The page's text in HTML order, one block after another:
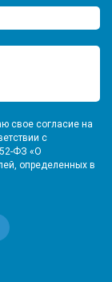
свое согласие на
с
ФЗ «О
определенных в